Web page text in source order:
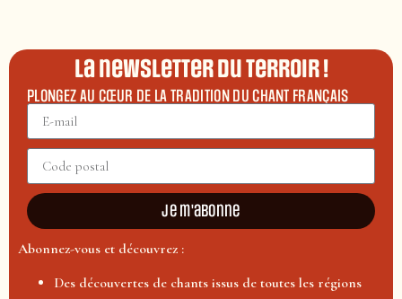
La newsletter du terroir !
PLONGEZ AU CŒUR DE LA TRADITION DU CHANT FRANÇAIS
Je m'abonne
Abonnez-vous et découvrez :
Des découvertes de chants issus de toutes les régions